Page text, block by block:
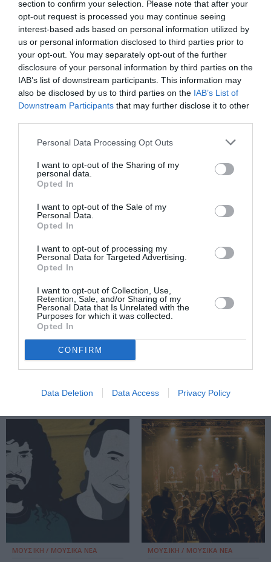
section to confirm your selection. Please note that after your
opt-out request is processed you may continue seeing
interest-based ads based on personal information utilized by
us or personal information disclosed to third parties prior to
your opt-out. You may separately opt-out of the further
disclosure of your personal information by third parties on the
IAB’s list of downstream participants. This information may
also be disclosed by us to third parties on the IAB’s List of
Downstream Participants that may further disclose it to other
Personal Data Processing Opt Outs
I want to opt-out of the Sharing of my
personal data.
Opted In
I want to opt-out of the Sale of my
Personal Data.
Opted In
I want to opt-out of processing my
Personal Data for Targeted Advertising.
Opted In
I want to opt-out of Collection, Use,
Retention, Sale, and/or Sharing of my
Personal Data that Is Unrelated with the
Purposes for which it was collected.
Opted In
CONFIRM
Data Deletion Data Access Privacy Policy
Γιοκαρίνης,
Νίκος Ζιώγαλας,
Γιάννης
Μηλιώκας &
Λάκης
Παπαδόπουλος
στο Principal
Club @ Mylos
Παπαδόπουλος,
Γιάννης
Γιοκαρίνης,
Νίκος Ζιώγαλας,
Γιάννης
Μηλιώκας στο
Κύτταρο!
ΜΟΥΣΙΚΗ / ΜΟΥΣΙΚΑ ΝΕΑ
Παπαδόπουλος,
Γιάννης
Γιοκαρίνης,
Νίκος Ζιώγαλας,
Γιάννης
Μηλιώκας
ζωντανά στο
Faliro Summer
Theater
Παπαδόπουλος,
Μηλιώκας
ΜΟΥΣΙΚΗ / ΜΟΥΣΙΚΑ ΝΕΑ ΜΟΥΣΙΚΗ / ΜΟΥΣΙΚΑ ΝΕΑ